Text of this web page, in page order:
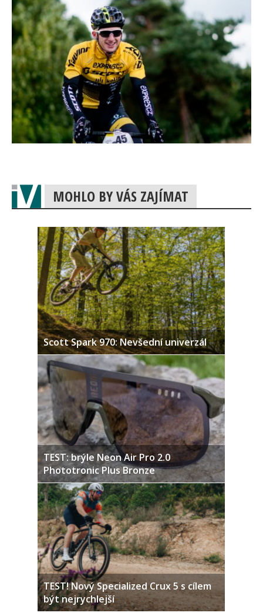
MOHLO BY VÁS ZAJÍMAT
Scott Spark 970: Nevšední univerzál
TEST: brýle Neon Air Pro 2.0
Phototronic Plus Bronze
TEST! Nový Specialized Crux 5 s cílem
být nejrychlejší